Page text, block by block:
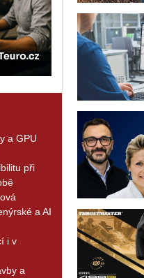
a GPU
při
a AI
i v
a